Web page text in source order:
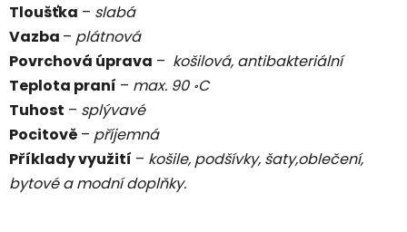
Tloušťka – slabá
Vazba – plátnová
Povrchová úprava – košilová, antibakteriální
Teplota praní – max. 90 ॰C
Tuhost – splývavé
Pocitově – příjemná
Příklady využití – košile, podšívky, šaty,oblečení,
bytové a modní doplňky.